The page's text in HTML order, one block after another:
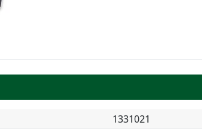
1331021